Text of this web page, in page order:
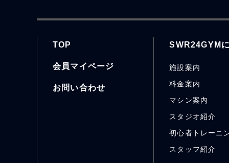
TOP
会員マイページ
お問い合わせ
SWR24GYM
施設案内
料金案内
マシン案内
スタジオ紹介
初心者トレーニ
スタッフ紹介